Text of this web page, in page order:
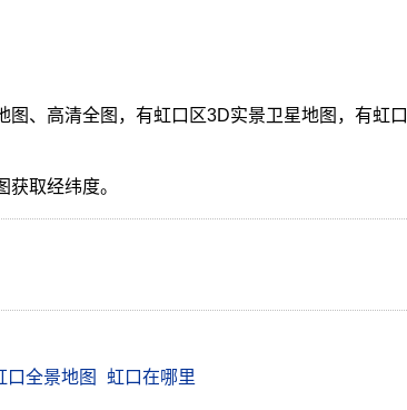
、高清全图，有虹口区3D实景卫星地图，有虹
取经纬度。
口全景地图 虹口在哪里